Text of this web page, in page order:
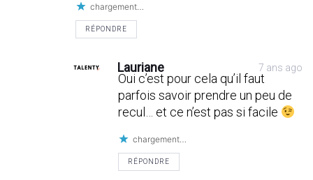
chargement…
RÉPONDRE
Lauriane 7 ans ago
Oui c’est pour cela qu’il faut
parfois savoir prendre un peu de
recul… et ce n’est pas si facile
chargement…
RÉPONDRE